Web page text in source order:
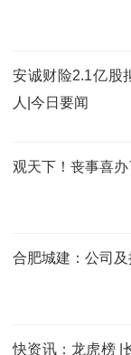
安诚财险2.1亿股
人|今日要闻
观天下！丧事喜办
合肥城建：公司
快资讯：龙虎榜 |